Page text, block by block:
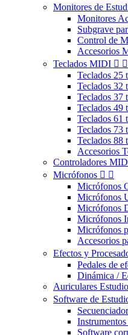
Monitores de
Monitores
Subgrave
Control de
Accesorios
Teclados MIDI  
Teclados 25
Teclados 32
Teclados 37
Teclados 49
Teclados 61
Teclados 73
Teclados 88
Accesorios
Controladores
Micrófonos  
Micrófonos
Micrófonos
Micrófonos
Micrófonos
Micrófonos
Accesorios
Efectos y
Pedales de
Dinámica /
Auriculares Estudio
Software de
Software